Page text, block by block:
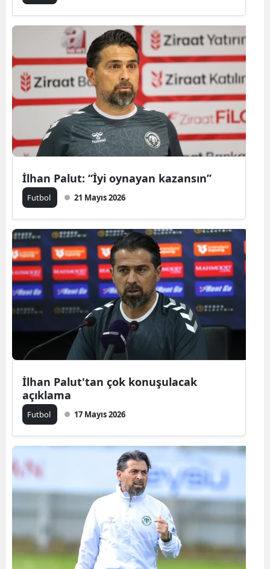
İlhan Palut: “İyi oynayan kazansın”
Futbol 21 Mayıs 2026
İlhan Palut'tan çok konuşulacak
açıklama
Futbol 17 Mayıs 2026